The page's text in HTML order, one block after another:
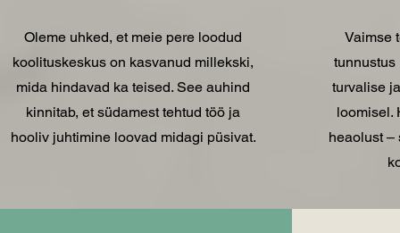
Oleme uhked, et meie pere loodud
koolituskeskus on kasvanud millekski,
mida hindavad ka teised. See auhind
kinnitab, et südamest tehtud töö ja
hooliv juhtimine loovad midagi püsivat.
Vaimse
turvalise
loomisel.
heaolust –